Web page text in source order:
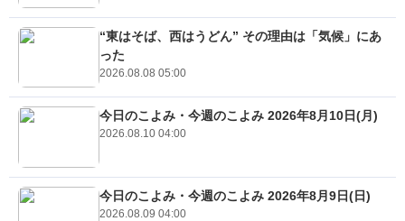
“東はそば、西はうどん” その理由は「気候」にあ
った
2026.08.08 05:00
今日のこよみ・今週のこよみ 2026年8月10日(月)
2026.08.10 04:00
今日のこよみ・今週のこよみ 2026年8月9日(日)
2026.08.09 04:00